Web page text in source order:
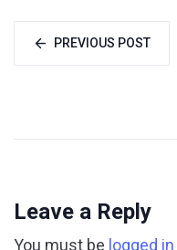
PREVIOUS POST
Leave a Reply
You must be logged in